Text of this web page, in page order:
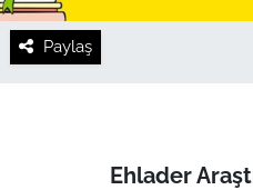
Paylaş
Ehlader